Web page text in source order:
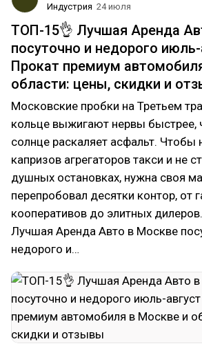
Индустрия 24 июля
ТОП-15👌 Лучшая Аренда
посуточно и недорого июль-
Прокат премиум
области: цены, скидки и
Московские пробки на Третьем
кольце выжигают нервы быстрее,
солнце раскаляет асфальт. Чтобы
капризов агрегаторов такси и не
душных остановках, нужна своя
перепробовал десятки контор, от
кооперативов до элитных
Лучшая Аренда Авто в Москве
недорого и…